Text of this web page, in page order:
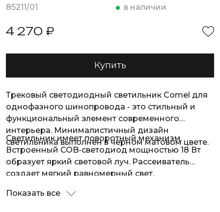
85211/01 в наличии
4 270 ₽
Купить
Трековый светодиодный светильник Comel для
однофазного шинопровода - это стильный и
функциональный элемент современного
интерьера. Минималистичный дизайн
светильника выполнен в черном матовом цвете.
Светильник имеет поворотный механизм.
Встроенный COB-светодиод мощностью 18 Вт
образует яркий световой луч. Рассеиватель
создает мягкий равномерный свет.
Показать все